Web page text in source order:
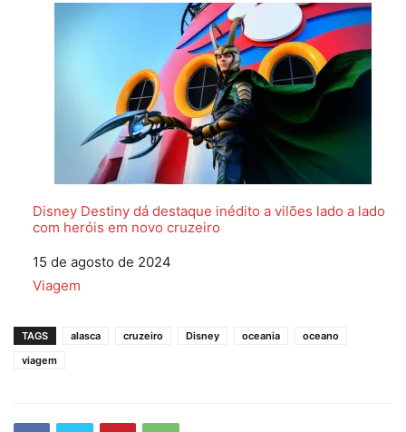
Disney Destiny dá destaque inédito a vilões lado a lado
com heróis em novo cruzeiro
Data
15 de agosto de 2024
Em relação a
Viagem
TAGS alasca cruzeiro Disney oceania
oceano
viagem